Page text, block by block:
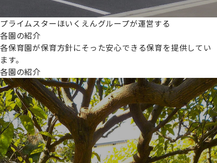
プライムスターほいくえんグループが運営する
各園の紹介
各保育園が保育方針にそった安心できる保育を提供してい
ます。
各園の紹介